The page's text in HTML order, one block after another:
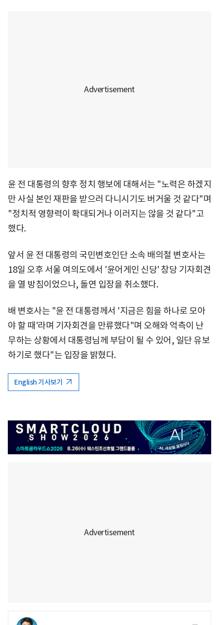
윤 전 대통령의 향후 정치 행보에 대해서는 "노력은 하겠지
만 사실 본인 재판을 받으러 다니시기도 버거울 것 같다"며
"정치적 영향력이 확대되거나 이러지는 않을 것 같다"고
했다.
앞서 윤 전 대통령의 국민변호인단 소속 배의철 변호사는
18일 오후 서울 여의도에서 '윤어게인 신당' 창당 기자회견
을 열 방침이었으나, 돌연 입장을 취소했다.
배 변호사는 "윤 전 대통령께서 '지금은 힘을 하나로 모아
야 할 때'라며 기자회견을 만류했다"며 오해와 억측이 난
무하는 상황에서 대통령님께 부담이 될 수 있어, 일단 유보
하기로 했다"는 입장을 밝혔다.
English 기사보기